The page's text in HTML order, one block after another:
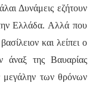
Δυνάμεις εζήτουν
Ελλάδα. Αλλά που
και λείπει ο
άναξ της Βαυαρίας
μεγάλην των θρόνων